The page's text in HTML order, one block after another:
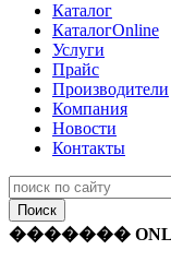
Каталог
КаталогOnline
Услуги
Прайс
Производители
Компания
Новости
Контакты
�������